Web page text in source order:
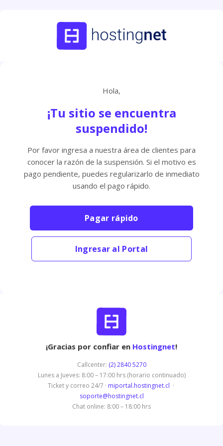
Hola,
¡Tu sitio se encuentra
suspendido!
Por favor ingresa a nuestra área de clientes para
conocer la razón de la suspensión. Si el motivo es
pago pendiente, puedes regularizarlo de inmediato
usando el pago rápido.
Pagar rápido
Ingresar al Portal
¡Gracias por confiar en Hostingnet!
Callcenter: (2) 2840 5270
Lunes a Jueves: 8:00 – 17:00 hrs (horario continuado)
Ticket y correo 24/7 · miportal.hostingnet.cl ·
soporte@hostingnet.cl
Chat online: 8:00 – 18:00 hrs